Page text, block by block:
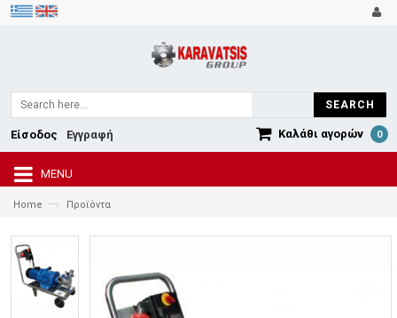
SEARCH
Καλάθι αγορών 0
Εγγραφή
Είσοδος
MENU
Home —› Προϊόντα